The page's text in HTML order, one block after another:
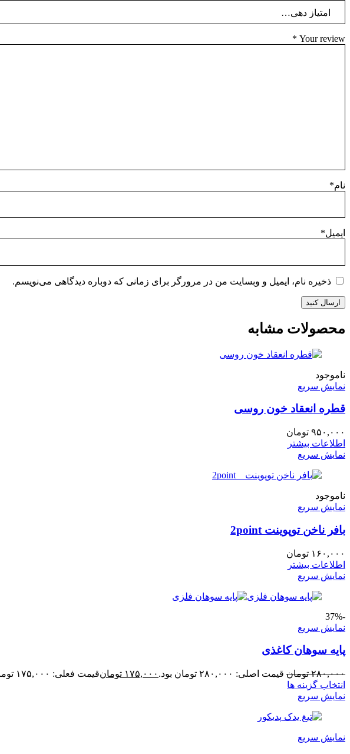
Your review
*
نام*
ایمیل*
ذخیره نام، ایمیل و وبسایت من در مرورگر برای زمانی که دوباره دیدگاهی می‌نویسم.
محصولات مشابه
ناموجود
نمایش سریع
قطره انعقاد خون روسی
۹۵۰,۰۰۰ تومان
اطلاعات بیشتر
نمایش سریع
ناموجود
نمایش سریع
بافر ناخن توپوینت 2point
۱۶۰,۰۰۰ تومان
اطلاعات بیشتر
نمایش سریع
-37%
نمایش سریع
پایه سوهان کاغذی
۲۸۰,۰۰۰ تومان قیمت اصلی: ۲۸۰,۰۰۰ تومان بود. ۱۷۵,۰۰۰ تومانقیمت فعلی: ۱۷۵,۰۰۰ تومان.
انتخاب گزینه ها
نمایش سریع
نمایش سریع